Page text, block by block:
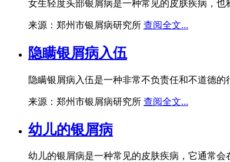
女生轻度头部银屑病是一种常见的皮肤疾病，
来源：郑州市银屑病研究所 查阅全文...
隐瞒银屑病入伍
隐瞒银屑病入伍是一种非常不负责任和不道德
来源：郑州市银屑病研究所 查阅全文...
幼儿的银屑病
幼儿的银屑病是一种常见的皮肤疾病，它通常